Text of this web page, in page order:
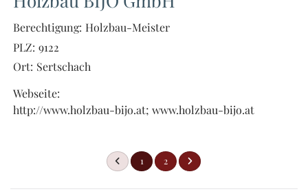
Berechtigung: Holzbau-Meister
PLZ: 9122
Ort: Sertschach
Webseite:
http://www.holzbau-bijo.at; www.holzbau-bijo.at
1 2